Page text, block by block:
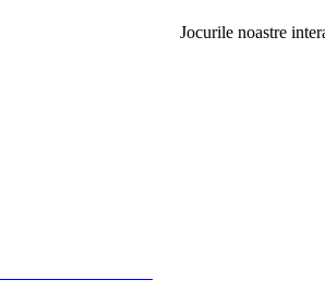
Jocurile noastre